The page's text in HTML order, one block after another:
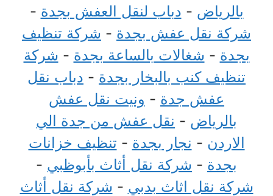
بالرياض - دباب لنقل العفش بجدة -
شركة نقل عفش بجدة - شركة تنظيف
بجدة - شغالات بالساعة بجدة - شركة
تنظيف كنب بالبخار بجدة - دباب نقل
عفش جدة - ونيت نقل عفش
بالرياض - نقل عفش من جدة الي
الاردن - نجار بجدة - تنظيف خزانات
بجدة - شركة نقل أثاث بأبوظبي -
شركة نقل اثاث بدبي - شركة نقل أثاث